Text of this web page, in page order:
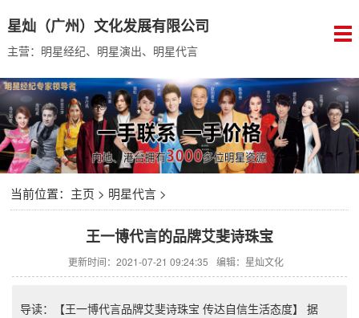
星灿（广州）文化发展有限公司
主营：明星经纪、明星演出、明星代言
当前位置： 主页 > 明星代言>
王一博代言的品牌艾斐诗珠宝
更新时间：2021-07-21 09:24:35 编辑：星灿文化
导读：【王一博代言品牌艾斐诗珠宝 传达自信生活态度】 据